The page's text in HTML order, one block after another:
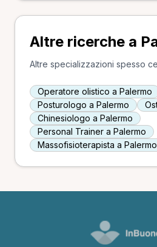
Altre ricerche a
Altre specializzazioni spesso
Operatore olistico a Palermo
Posturologo a Palermo
Chinesiologo a Palermo
Personal Trainer a Palermo
Massofisioterapista a Palermo